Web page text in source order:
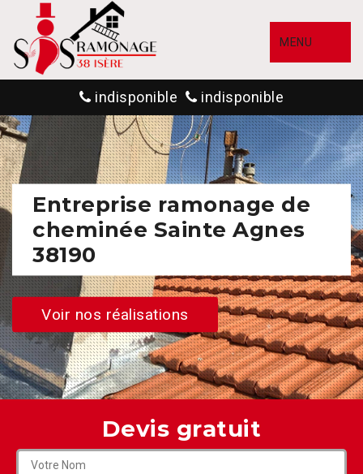
MENU
indisponible indisponible
Entreprise ramonage de
cheminée Sainte Agnes
38190
Voir nos réalisations
Devis gratuit